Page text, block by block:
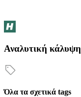
Αναλυτική κάλυψη
Όλα τα σχετικά tags